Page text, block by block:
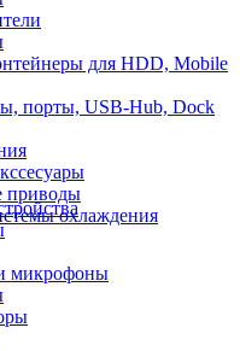
для HDD, Mobile
порты, USB-Hub, Dock
приводы
охлаждения
микрофоны